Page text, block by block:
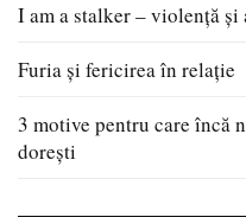
I am a stalker – violență și
Furia și fericirea în relație
3 motive pentru care încă
dorești